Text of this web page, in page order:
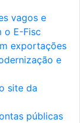
vagos e
o E-Fisc
exportações
e
site da
públicas